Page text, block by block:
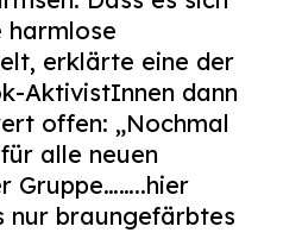
harmlose
erklärte eine der
AktivistInnen dann
offen: „Nochmal
alle neuen
Gruppe……..hier
nur braungefärbtes